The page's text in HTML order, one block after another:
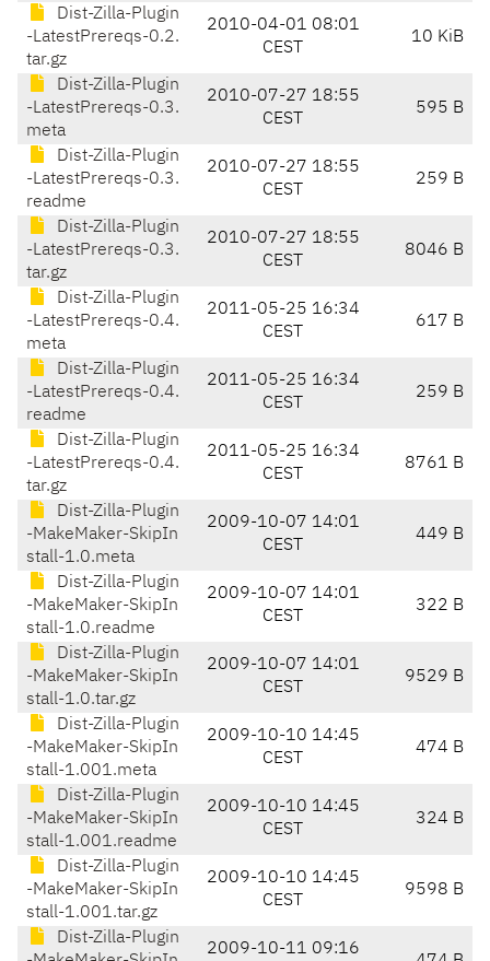
Dist-Zilla-Plugin
-LatestPrereqs-0.2.
tar.gz
2010-04-01 08:01
CEST
10 KiB
Dist-Zilla-Plugin
-LatestPrereqs-0.3.
meta
2010-07-27 18:55
CEST
595 B
Dist-Zilla-Plugin
-LatestPrereqs-0.3.
readme
2010-07-27 18:55
CEST
259 B
Dist-Zilla-Plugin
-LatestPrereqs-0.3.
tar.gz
2010-07-27 18:55
CEST
8046 B
Dist-Zilla-Plugin
-LatestPrereqs-0.4.
meta
2011-05-25 16:34
CEST
617 B
Dist-Zilla-Plugin
-LatestPrereqs-0.4.
readme
2011-05-25 16:34
CEST
259 B
Dist-Zilla-Plugin
-LatestPrereqs-0.4.
tar.gz
2011-05-25 16:34
CEST
8761 B
Dist-Zilla-Plugin
-MakeMaker-SkipIn
stall-1.0.meta
2009-10-07 14:01
CEST
449 B
Dist-Zilla-Plugin
-MakeMaker-SkipIn
stall-1.0.readme
2009-10-07 14:01
CEST
322 B
Dist-Zilla-Plugin
-MakeMaker-SkipIn
stall-1.0.tar.gz
2009-10-07 14:01
CEST
9529 B
Dist-Zilla-Plugin
-MakeMaker-SkipIn
stall-1.001.meta
2009-10-10 14:45
CEST
474 B
Dist-Zilla-Plugin
-MakeMaker-SkipIn
stall-1.001.readme
2009-10-10 14:45
CEST
324 B
Dist-Zilla-Plugin
-MakeMaker-SkipIn
stall-1.001.tar.gz
2009-10-10 14:45
CEST
9598 B
Dist-Zilla-Plugin
2009-10-11 09:16